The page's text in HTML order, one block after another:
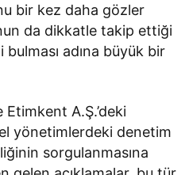
bir kez daha gözler
da dikkatle takip ettiği
adına büyük bir
A.Ş.’deki
yönetimlerdeki denetim
sorgulanmasına